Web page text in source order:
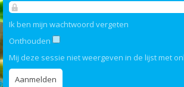
Ik ben mijn wachtwoord vergeten
Onthouden
Mij deze sessie niet weergeven in de lijst met